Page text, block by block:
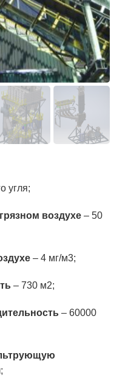
угля;
воздухе – 50
– 4 мг/м3;
– 730 м2;
– 60000